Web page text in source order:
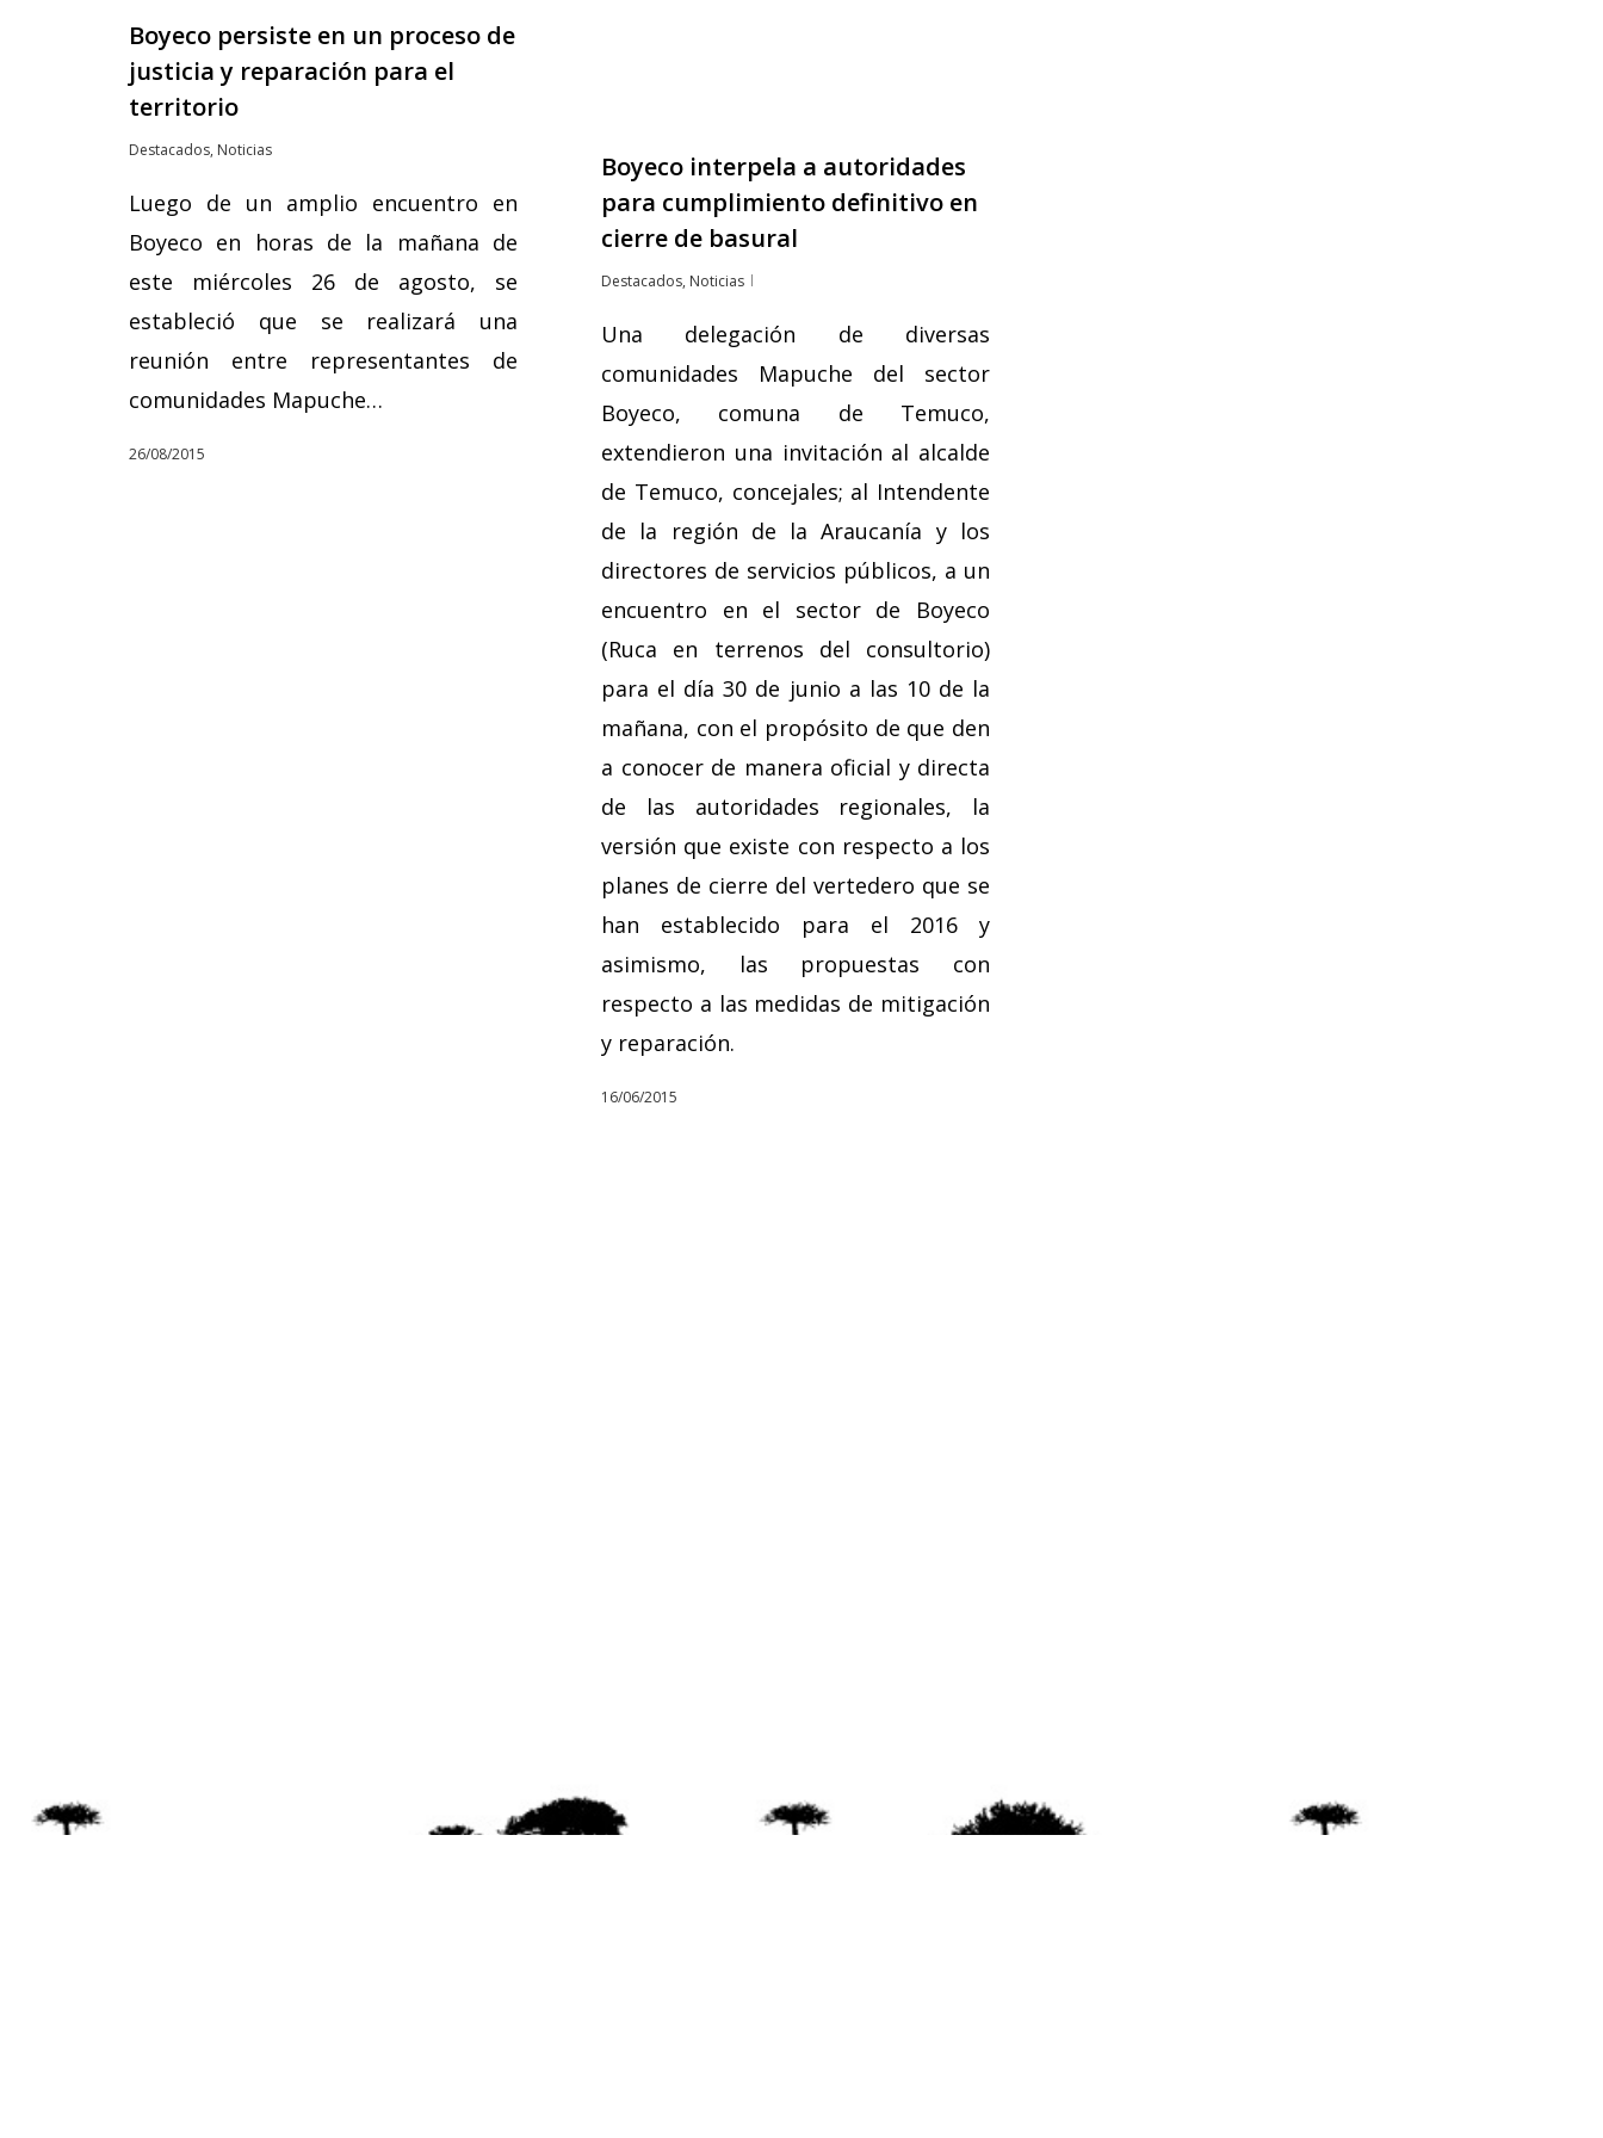
Boyeco persiste en un proceso de
justicia y reparación para el
territorio
Destacados, Noticias
Luego de un amplio encuentro en
Boyeco en horas de la mañana de
este miércoles 26 de agosto, se
estableció que se realizará una
reunión entre representantes de
comunidades Mapuche…
26/08/2015
Boyeco interpela a autoridades
para cumplimiento definitivo en
cierre de basural
Destacados, Noticias
Una delegación de diversas
comunidades Mapuche del sector
Boyeco, comuna de Temuco,
extendieron una invitación al alcalde
de Temuco, concejales; al Intendente
de la región de la Araucanía y los
directores de servicios públicos, a un
encuentro en el sector de Boyeco
(Ruca en terrenos del consultorio)
para el día 30 de junio a las 10 de la
mañana, con el propósito de que den
a conocer de manera oficial y directa
de las autoridades regionales, la
versión que existe con respecto a los
planes de cierre del vertedero que se
han establecido para el 2016 y
asimismo, las propuestas con
respecto a las medidas de mitigación
y reparación.
16/06/2015